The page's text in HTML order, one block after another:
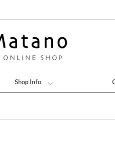
Shop Info